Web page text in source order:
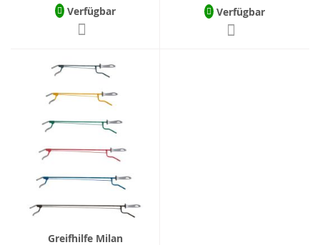
Verfügbar Verfügbar
Greifhilfe Milan